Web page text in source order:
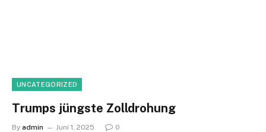
UNCATEGORIZED
Trumps jüngste Zolldrohung
By admin Juni 1, 2025 0